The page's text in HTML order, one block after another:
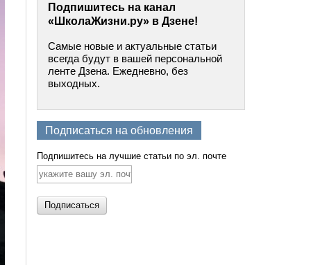
Подпишитесь на канал
«ШколаЖизни.ру» в Дзене!
Самые новые и актуальные статьи
всегда будут в вашей персональной
ленте Дзена. Ежедневно, без
выходных.
Подписаться на обновления
Подпишитесь на лучшие статьи по эл. почте